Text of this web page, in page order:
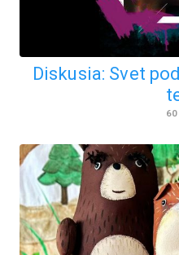
Diskusia: Svet
60